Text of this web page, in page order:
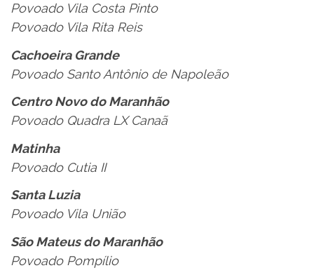
Povoado Vila Costa Pinto
Povoado Vila Rita Reis
Cachoeira Grande
Povoado Santo Antônio de Napoleão
Centro Novo do Maranhão
Povoado Quadra LX Canaã
Matinha
Povoado Cutia II
Santa Luzia
Povoado Vila União
São Mateus do Maranhão
Povoado Pompílio